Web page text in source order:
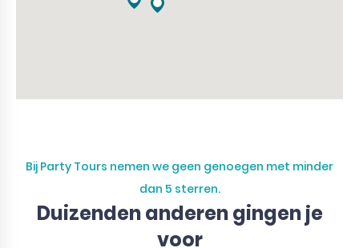
Bij Party Tours nemen we geen genoegen met minder
dan 5 sterren.
Duizenden anderen gingen je
voor